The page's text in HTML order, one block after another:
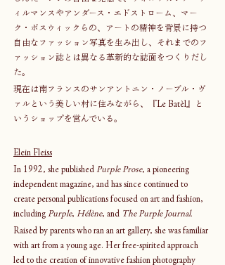
ィルマンスやアンダース・エドストローム、マー
ク・ボスウィックらの、アートの精神を背景に持つ
自由なファッション写真を生み出し、それまでのフ
ァッション誌とは異なる革新的な誌面をつくりだし
た。
現在は南フランスのサンアントニン・ノーブル・ヴ
ァルという美しい村に住みながら、『Le Batèl』と
いうショップを営んでいる。
Elein Fleiss
In 1992, she published Purple Prose, a pioneering
independent magazine, and has since continued to
create personal publications focused on art and fashion,
including Purple, Hélène, and The Purple Journal.
Raised by parents who ran an art gallery, she was familiar
with art from a young age. Her free-spirited approach
led to the creation of innovative fashion photography